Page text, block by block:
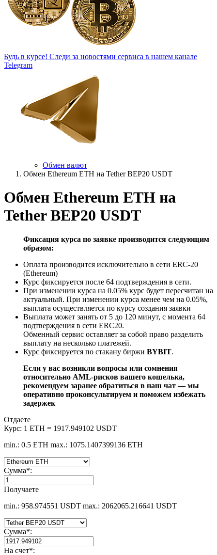
Будь в курсе! Следи за новостями сервиса в нашем канале
Telegram
Обмен валют
Обмен Ethereum ETH на Tether BEP20 USDT
Обмен Ethereum ETH на
Tether BEP20 USDT
Фиксация курса по заявке производится следующим
образом:
Оплата производится исключительно в сети ERC-20
(Ethereum)
Курс фиксируется после 64 подтверждения в сети.
При изменении курса на 0.05% курс будет пересчитан на
актуальный. При изменении курса менее чем на 0.05%,
выплата осуществляется по курсу создания заявки
Выплата может занять от 5 до 120 минут, с момента 64
подтверждения в сети ERC20.
Обменный сервис оставляет за собой право разделить
выплату на несколько платежей.
Курс фиксируется по стакану биржи BYBIT.
Если у вас возникли вопросы или сомнения
относительно AML-рисков вашего кошелька,
рекомендуем заранее обратиться в наш чат — мы
оперативно проконсультируем и поможем избежать
задержек
Отдаете
Курс: 1 ETH = 1917.949102 USDT
min.: 0.5 ETH max.: 1075.1407399136 ETH
Сумма*:
Получаете
min.: 958.974551 USDT max.: 2062065.216641 USDT
Сумма*:
На счет*: